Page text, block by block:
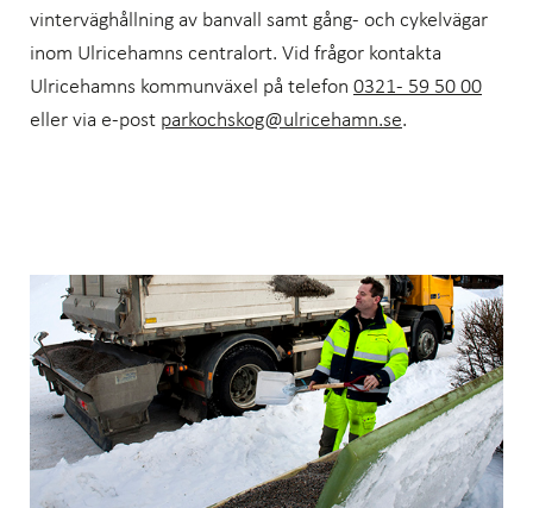
vinterväghållning av banvall samt gång- och cykelvägar
inom Ulricehamns centralort. Vid frågor kontakta
Ulricehamns kommunväxel på telefon 0321- 59 50 00
eller via e-post parkochskog@ulricehamn.se.